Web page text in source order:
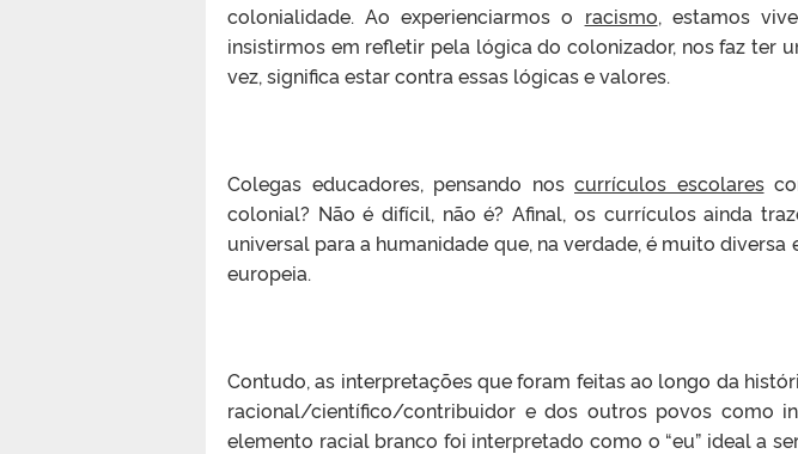
colonialidade. Ao experienciarmos o racismo, estamos
insistirmos em refletir pela lógica do colonizador, nos faz ter
vez, significa estar contra essas lógicas e valores.
Colegas educadores, pensando nos currículos escolares
colonial? Não é difícil, não é? Afinal, os currículos ainda
universal para a humanidade que, na verdade, é muito
europeia.
Contudo, as interpretações que foram feitas ao longo da
racional/científico/contribuidor e dos outros povos como
elemento racial branco foi interpretado como o “eu” ideal a